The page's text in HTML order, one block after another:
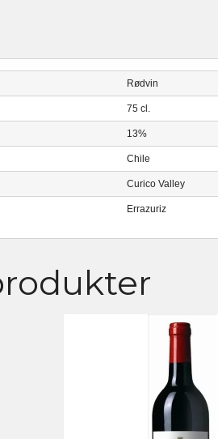
Rødvin
75 cl.
13%
Chile
Curico Valley
Errazuriz